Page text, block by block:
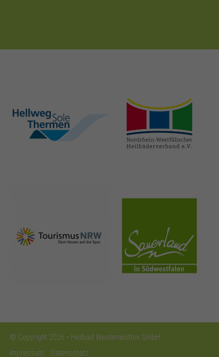
hellweg-sole-
thermen.de
heilbaeder.de
nrw-
tourismus.de
sauerland.co
m
© Copyright 2026 • Heilbad Westernkotten GmbH
Impressum
Datenschutz